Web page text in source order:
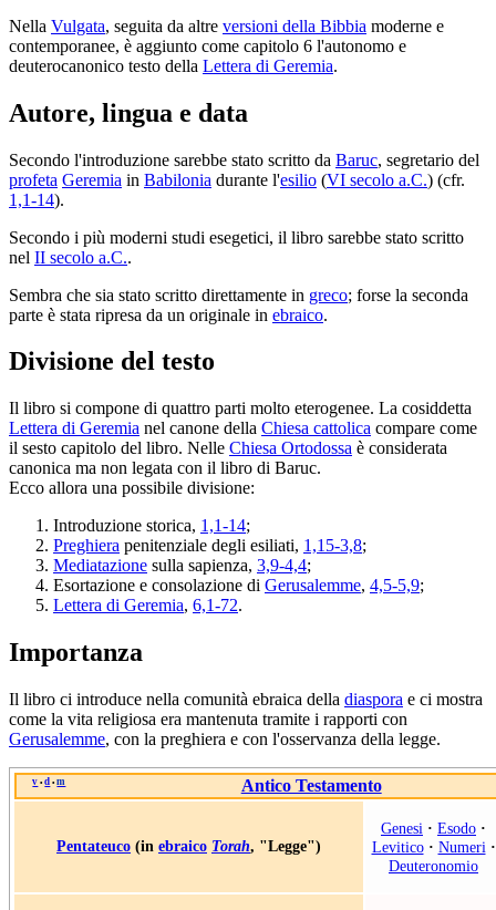
Nella Vulgata, seguita da altre versioni della Bibbia moderne e
contemporanee, è aggiunto come capitolo 6 l'autonomo e
deuterocanonico testo della Lettera di Geremia.
Autore, lingua e data
Secondo l'introduzione sarebbe stato scritto da Baruc, segretario del
profeta Geremia in Babilonia durante l'esilio (VI secolo a.C.) (cfr.
1,1-14).
Secondo i più moderni studi esegetici, il libro sarebbe stato scritto
nel II secolo a.C..
Sembra che sia stato scritto direttamente in greco; forse la seconda
parte è stata ripresa da un originale in ebraico.
Divisione del testo
Il libro si compone di quattro parti molto eterogenee. La cosiddetta
Lettera di Geremia nel canone della Chiesa cattolica compare come
il sesto capitolo del libro. Nelle Chiesa Ortodossa è considerata
canonica ma non legata con il libro di Baruc.
Ecco allora una possibile divisione:
Introduzione storica, 1,1-14;
Preghiera penitenziale degli esiliati, 1,15-3,8;
Mediatazione sulla sapienza, 3,9-4,4;
Esortazione e consolazione di Gerusalemme, 4,5-5,9;
Lettera di Geremia, 6,1-72.
Importanza
Il libro ci introduce nella comunità ebraica della diaspora e ci mostra
come la vita religiosa era mantenuta tramite i rapporti con
Gerusalemme, con la preghiera e con l'osservanza della legge.
v • d • m Antico Testamento
Pentateuco (in ebraico Torah, "Legge")
Genesi · Esodo ·
Levitico· Numeri ·
Deuteronomio